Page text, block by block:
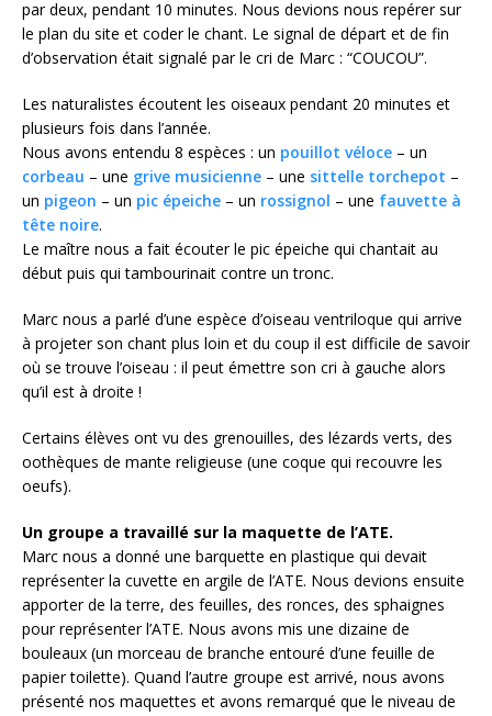
par deux, pendant 10 minutes. Nous devions nous repérer sur
le plan du site et coder le chant. Le signal de départ et de fin
d’observation était signalé par le cri de Marc : “COUCOU”.
Les naturalistes écoutent les oiseaux pendant 20 minutes et
plusieurs fois dans l’année.
Nous avons entendu 8 espèces : un pouillot véloce – un
corbeau – une grive musicienne – une sittelle torchepot –
un pigeon – un pic épeiche – un rossignol – une fauvette à
tête noire.
Le maître nous a fait écouter le pic épeiche qui chantait au
début puis qui tambourinait contre un tronc.
Marc nous a parlé d’une espèce d’oiseau ventriloque qui arrive
à projeter son chant plus loin et du coup il est difficile de savoir
où se trouve l’oiseau : il peut émettre son cri à gauche alors
qu’il est à droite !
Certains élèves ont vu des grenouilles, des lézards verts, des
oothèques de mante religieuse (une coque qui recouvre les
oeufs).
Un groupe a travaillé sur la maquette de l’ATE.
Marc nous a donné une barquette en plastique qui devait
représenter la cuvette en argile de l’ATE. Nous devions ensuite
apporter de la terre, des feuilles, des ronces, des sphaignes
pour représenter l’ATE. Nous avons mis une dizaine de
bouleaux (un morceau de branche entouré d’une feuille de
papier toilette). Quand l’autre groupe est arrivé, nous avons
présenté nos maquettes et avons remarqué que le niveau de